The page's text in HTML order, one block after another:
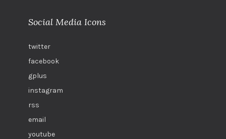
Social Media Icons
twitter
facebook
gplus
instagram
rss
email
youtube